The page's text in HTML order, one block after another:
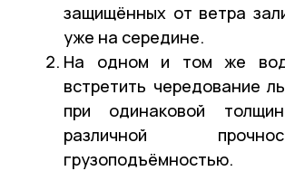
защищённых от ветра
уже на середине.
На одном и том же
встретить чередование
при одинаковой
различной
грузоподъёмностью.